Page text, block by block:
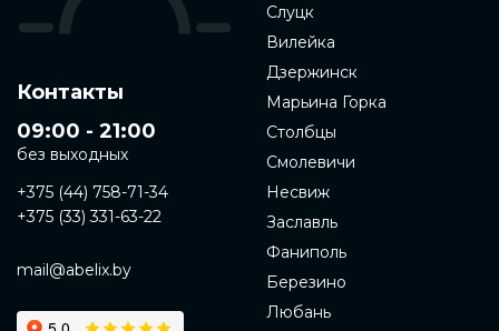
Контакты
09:00 - 21:00
без выходных
+375 (44) 758-71-34
+375 (33) 331-63-22
mail@abelix.by
Слуцк
Вилейка
Дзержинск
Марьина Горка
Столбцы
Смолевичи
Несвиж
Заславль
Фаниполь
Березино
Любань